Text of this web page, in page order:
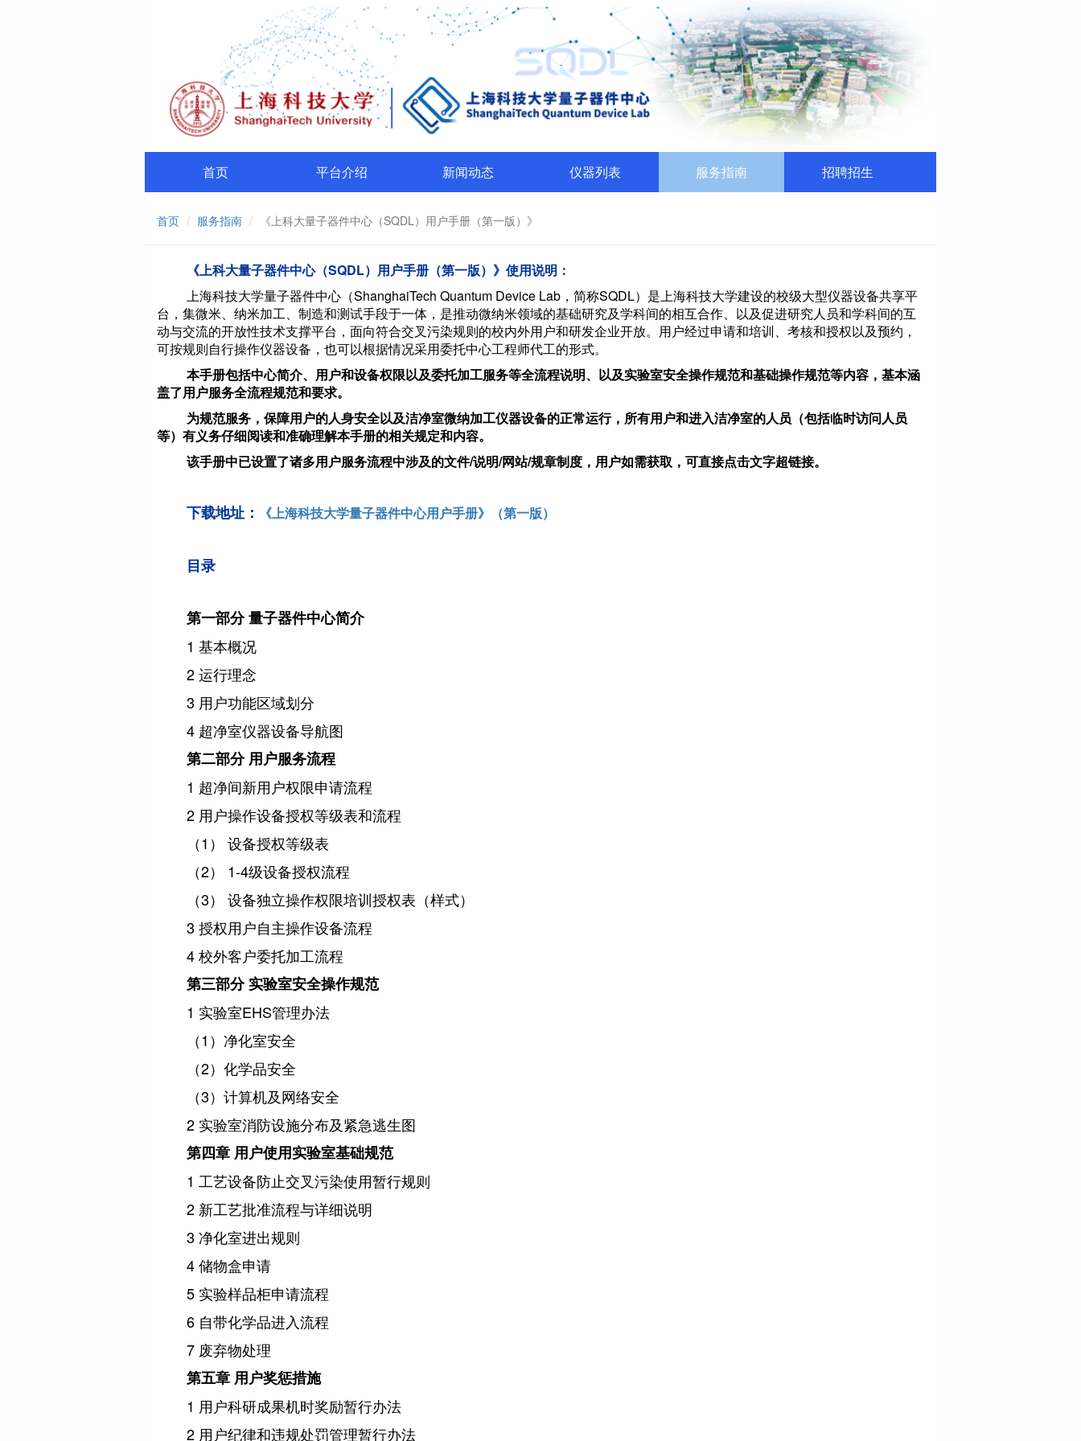
首页 平台介绍 新闻动态 仪器列表 服务指南 招聘招生
首页 服务指南 《上科大量子器件中心（SQDL）用户手册（第一版）》
《上科大量子器件中心（SQDL）用户手册（第一版）》使用说明：
上海科技大学量子器件中心（ShanghaiTech Quantum Device Lab，简称SQDL）是上海科技大学建设的校级大型仪器设备共享平
台，集微米、纳米加工、制造和测试手段于一体，是推动微纳米领域的基础研究及学科间的相互合作、以及促进研究人员和学科间的互
动与交流的开放性技术支撑平台，面向符合交叉污染规则的校内外用户和研发企业开放。用户经过申请和培训、考核和授权以及预约，
可按规则自行操作仪器设备，也可以根据情况采用委托中心工程师代工的形式。
本手册包括中心简介、用户和设备权限以及委托加工服务等全流程说明、以及实验室安全操作规范和基础操作规范等内容，基本涵
盖了用户服务全流程规范和要求。
为规范服务，保障用户的人身安全以及洁净室微纳加工仪器设备的正常运行，所有用户和进入洁净室的人员（包括临时访问人员
等）有义务仔细阅读和准确理解本手册的相关规定和内容。
该手册中已设置了诸多用户服务流程中涉及的文件/说明/网站/规章制度，用户如需获取，可直接点击文字超链接。
下载地址： 《上海科技大学量子器件中心用户手册》（第一版）
目录
第一部分 量子器件中心简介
1基本概况
2运行理念
3 用户功能区域划分
4 超净室仪器设备导航图
第二部分 用户服务流程
1 超净间新用户权限申请流程
2 用户操作设备授权等级表和流程
（1 ）
设备授权等级表
（2） 1-4级设备授权流程
（3）
设备独立操作权限培训授权表（样式）
3授权用户自主操作设备流程
4校外客户委托加工流程
第三部分 实验室安全操作规范
1 实验室EHS管理办法
（1 ）净化室安全
（2）化学品安全
（3）计算机及网络安全
2 实验室消防设施分布及紧急逃生图
第四章 用户使用实验室基础规范
1工艺设备防止交叉污染使用暂行规则
2 新工艺批准流程与详细说明
3净化室进出规则
4储物盒申请
5 实验样品柜申请流程
6 自带化学品进入流程
7 废弃物处理
第五章 用户奖惩措施
1 用户科研成果机时奖励暂行办法
2 用户纪律和违规处罚管理暂行办法